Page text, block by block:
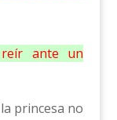
ante un
princesa no